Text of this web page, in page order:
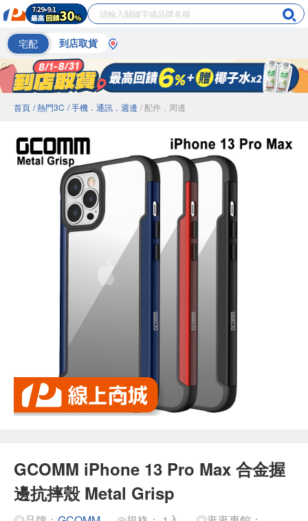
宅配 到店取貨
首頁 / 熱門3C / 手機．通訊．週邊 / 配件．周邊
GCOMM iPhone 13 Pro Max 合金握
邊抗摔殼 Metal Grisp